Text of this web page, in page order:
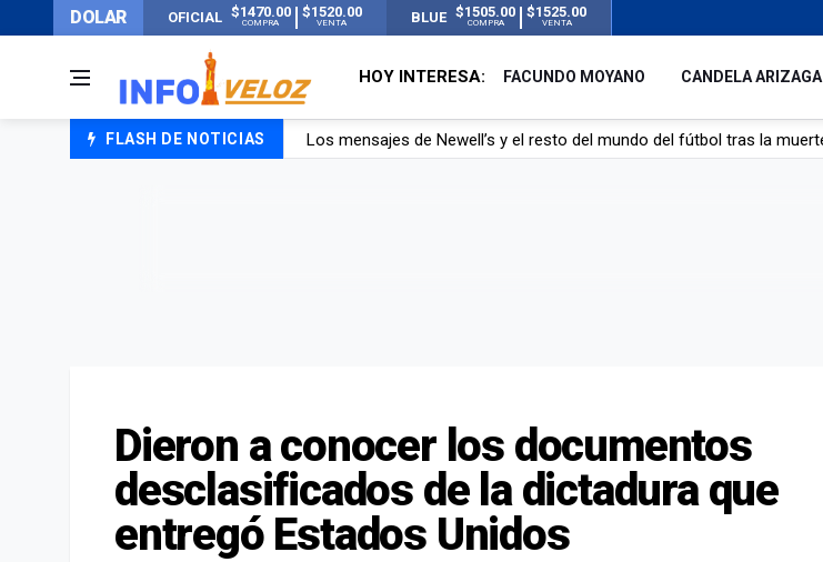
DOLAR OFICIAL $1470.00
COMPRA
$1520.00
VENTA BLUE $1505.00
COMPRA
$1525.00
VENTA
HOY INTERESA: FACUNDO MOYANO CANDELA ARIZAGA
FLASH DE NOTICIAS
Murió Jorge Messi, el papá de Lionel Messi
Dieron a conocer los documentos
desclasificados de la dictadura que
entregó Estados Unidos